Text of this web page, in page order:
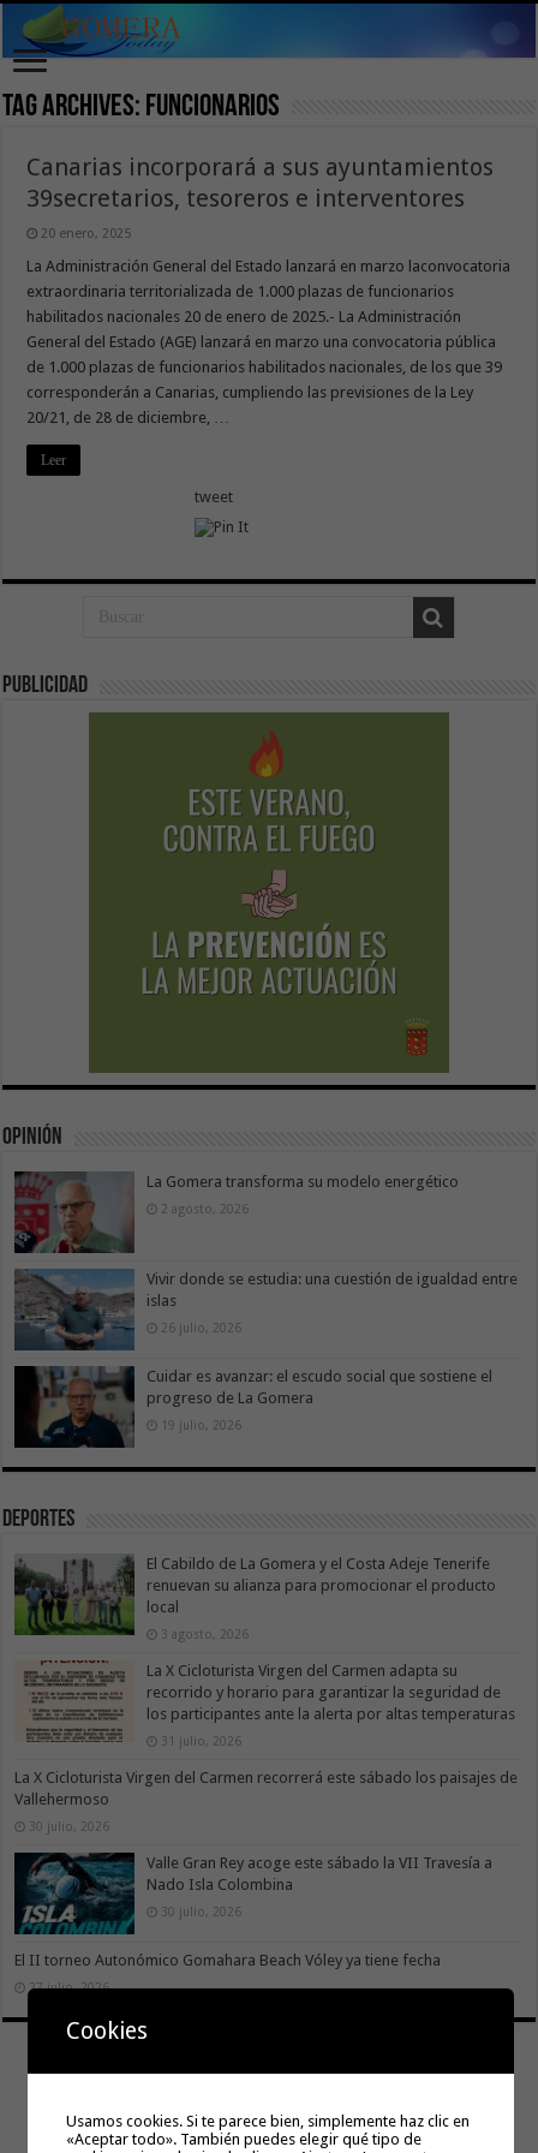
Tag Archives: funcionarios
Canarias incorporará a sus ayuntamientos
39secretarios, tesoreros e interventores
20 enero, 2025
La Administración General del Estado lanzará en marzo laconvocatoria
extraordinaria territorializada de 1.000 plazas de funcionarios
habilitados nacionales 20 de enero de 2025.- La Administración
General del Estado (AGE) lanzará en marzo una convocatoria pública
de 1.000 plazas de funcionarios habilitados nacionales, de los que 39
corresponderán a Canarias, cumpliendo las previsiones de la Ley
20/21, de 28 de diciembre, …
Leer
tweet
Publicidad
Opinión
La Gomera transforma su modelo energético
2 agosto, 2026
Vivir donde se estudia: una cuestión de igualdad entre
islas
26 julio, 2026
Cuidar es avanzar: el escudo social que sostiene el
progreso de La Gomera
19 julio, 2026
Deportes
El Cabildo de La Gomera y el Costa Adeje Tenerife
renuevan su alianza para promocionar el producto
local
3 agosto, 2026
La X Cicloturista Virgen del Carmen adapta su
recorrido y horario para garantizar la seguridad de
los participantes ante la alerta por altas temperaturas
31 julio, 2026
La X Cicloturista Virgen del Carmen recorrerá este sábado los paisajes de
Vallehermoso
30 julio, 2026
Valle Gran Rey acoge este sábado la VII Travesía a
Nado Isla Colombina
30 julio, 2026
El II torneo Autonómico Gomahara Beach Vóley ya tiene fecha
27 julio, 2026
Cookies
Usamos cookies. Si te parece bien, simplemente haz clic en
«Aceptar todo». También puedes elegir qué tipo de